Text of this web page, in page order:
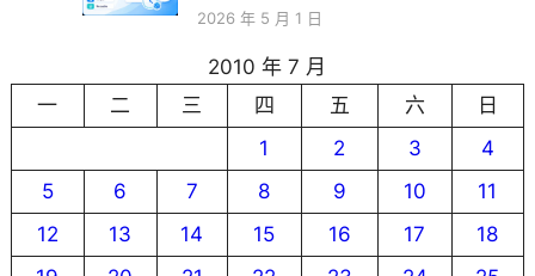
2026 年 5 月 1 日
2010 年 7 月
一
二 三 四 五 六
日
1
2 3
4
5
6 7 8 9 10
11
12
13 14 15 16 17
18